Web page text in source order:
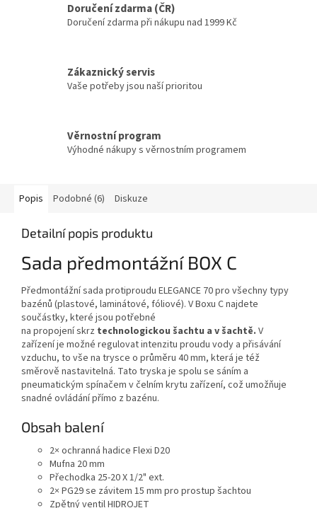
Doručení zdarma (ČR)
Doručení zdarma při nákupu nad 1999 Kč
Zákaznický servis
Vaše potřeby jsou naší prioritou
Věrnostní program
Výhodné nákupy s věrnostním programem
Popis Podobné (6) Diskuze
Detailní popis produktu
Sada předmontážní BOX C
Předmontážní sada protiproudu ELEGANCE 70 pro všechny typy
bazénů (plastové, laminátové, fóliové). V Boxu C najdete
součástky, které jsou potřebné
na propojení skrz technologickou šachtu a v šachtě. V
zařízení je možné regulovat intenzitu proudu vody a přisávání
vzduchu, to vše na trysce o průměru 40 mm, která je též
směrově nastavitelná. Tato tryska je spolu se sáním a
pneumatickým spínačem v čelním krytu zařízení, což umožňuje
snadné ovládání přímo z bazénu.
Obsah balení
2× ochranná hadice Flexi D20
Mufna 20 mm
Přechodka 25-20 X 1/2" ext.
2× PG29 se závitem 15 mm pro prostup šachtou
Zpětný ventil HIDROJET